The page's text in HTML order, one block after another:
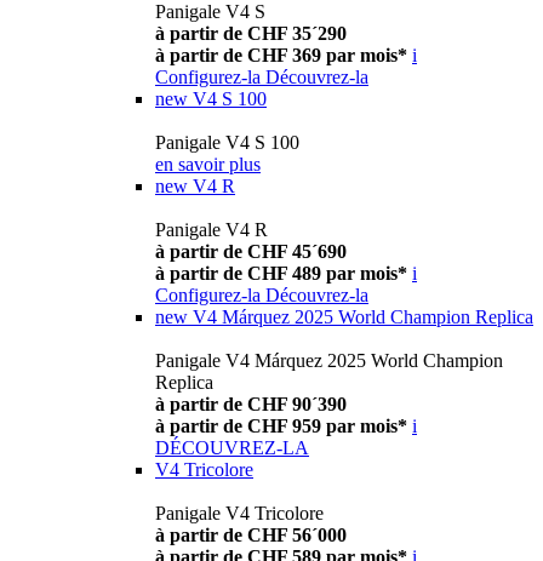
Panigale V4 S
à partir de CHF 35´290
à partir de CHF 369 par mois* i
Configurez-la Découvrez-la
new V4 S 100
Panigale V4 S 100
en savoir plus
new V4 R
Panigale V4 R
à partir de CHF 45´690
à partir de CHF 489 par mois* i
Configurez-la Découvrez-la
new V4 Márquez 2025 World Champion Replica
Panigale V4 Márquez 2025 World Champion
Replica
à partir de CHF 90´390
à partir de CHF 959 par mois* i
DÉCOUVREZ-LA
V4 Tricolore
Panigale V4 Tricolore
à partir de CHF 56´000
à partir de CHF 589 par mois* i